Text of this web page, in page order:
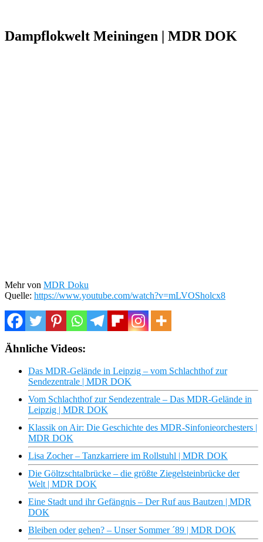
Dampflokwelt Meiningen | MDR DOK
Mehr von MDR Doku
Quelle: https://www.youtube.com/watch?v=mLVOSholcx8
Ähnliche Videos:
Das MDR-Gelände in Leipzig – vom Schlachthof zur
Sendezentrale | MDR DOK
Vom Schlachthof zur Sendezentrale – Das MDR-Gelände in
Leipzig | MDR DOK
Klassik on Air: Die Geschichte des MDR-Sinfonieorchesters |
MDR DOK
Lisa Zocher – Tanzkarriere im Rollstuhl | MDR DOK
Die Göltzschtalbrücke – die größte Ziegelsteinbrücke der
Welt | MDR DOK
Eine Stadt und ihr Gefängnis – Der Ruf aus Bautzen | MDR
DOK
Bleiben oder gehen? – Unser Sommer ´89 | MDR DOK